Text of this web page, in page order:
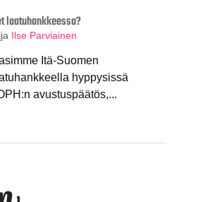
laatuhankkeessa?
Ilse Parviainen
Itä-Suomen
hyppysissä
avustuspäätös,...